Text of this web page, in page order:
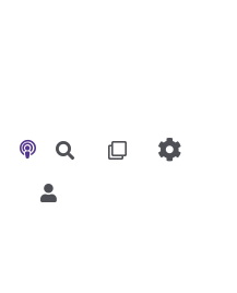
Rechercher